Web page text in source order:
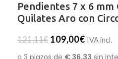
Pendientes 7 x 6
Quilates Aro con
121,11€ 109,00€ IVA incl.